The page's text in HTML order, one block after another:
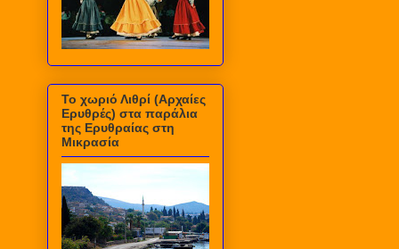
Το χωριό Λιθρί (Αρχαίες
Ερυθρές) στα παράλια
της Ερυθραίας στη
Μικρασία